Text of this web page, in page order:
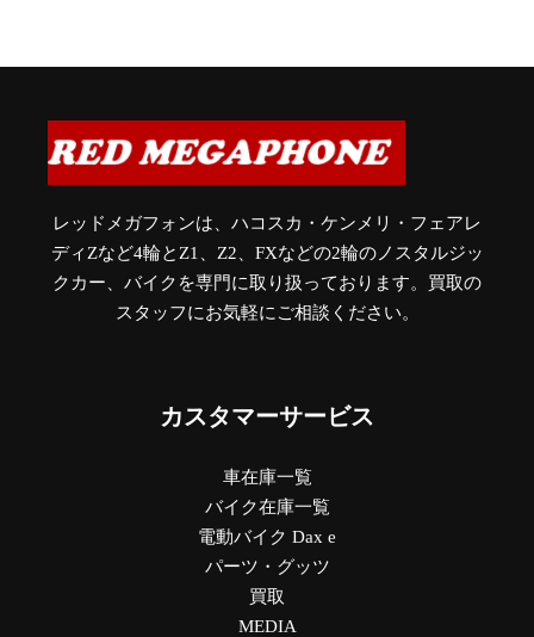
レッドメガフォンは、ハコスカ・ケンメリ・フェアレ
ディZなど4輪とZ1、Z2、FXなどの2輪のノスタルジッ
クカー、バイクを専門に取り扱っております。買取の
スタッフにお気軽にご相談ください。
カスタマーサービス
車在庫一覧
バイク在庫一覧
電動バイク Dax e
パーツ・グッツ
買取
MEDIA